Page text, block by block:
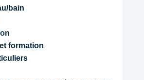
bain
formation